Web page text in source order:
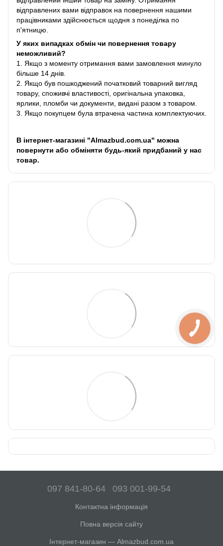
відправлених вами відправок на повернення нашими
працівниками здійснюється щодня з понеділка по
п'ятницю.
У яких випадках обмін чи повернення товару
неможливий?
1. Якщо з моменту отримання вами замовлення минуло
більше 14 днів.
2. Якщо був пошкоджений початковий товарний вигляд
товару, споживчі властивості, оригінальна упаковка,
ярлики, пломби чи документи, видані разом з товаром.
3. Якщо покупцем була втрачена частина комплектуючих.
В інтернет-магазині "Almazbud.com.ua" можна
повернути або обміняти будь-який придбаний у нас
товар.
097 841-80-64 093 001-99-54
Контактна інформація
Повна версія сайту
Інтернет-магазин — Almazbud.com.ua